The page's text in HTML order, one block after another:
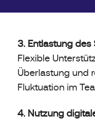
3. Entlastung
Flexible
Überlastung und
Fluktuation im
4. Nutzung